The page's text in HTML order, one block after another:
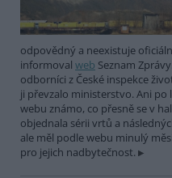
odpovědný a neexistuje
informoval web Seznam
odborníci z České inspekce
ji převzalo ministerstvo. Ani
webu známo, co přesně se v
objednala sérii vrtů a
ale měl podle webu minulý
pro jejich nadbytečnost.